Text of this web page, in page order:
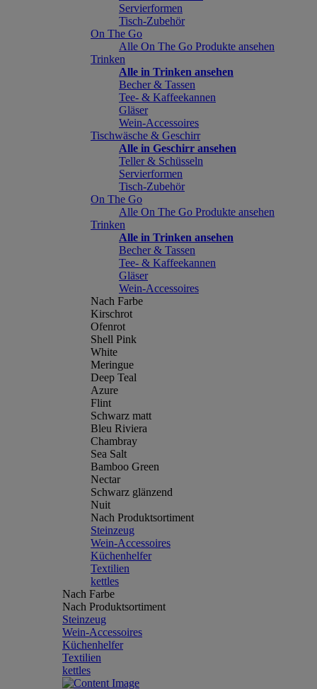
Servierformen
Tisch-Zubehör
On The Go
Alle On The Go Produkte ansehen
Trinken
Alle in Trinken ansehen
Becher & Tassen
Tee- & Kaffeekannen
Gläser
Wein-Accessoires
Tischwäsche & Geschirr
Alle in Geschirr ansehen
Teller & Schüsseln
Servierformen
Tisch-Zubehör
On The Go
Alle On The Go Produkte ansehen
Trinken
Alle in Trinken ansehen
Becher & Tassen
Tee- & Kaffeekannen
Gläser
Wein-Accessoires
Nach Farbe
Kirschrot
Ofenrot
Shell Pink
White
Meringue
Deep Teal
Azure
Flint
Schwarz matt
Bleu Riviera
Chambray
Sea Salt
Bamboo Green
Nectar
Schwarz glänzend
Nuit
Nach Produktsortiment
Steinzeug
Wein-Accessoires
Küchenhelfer
Textilien
kettles
Nach Farbe
Nach Produktsortiment
Steinzeug
Wein-Accessoires
Küchenhelfer
Textilien
kettles